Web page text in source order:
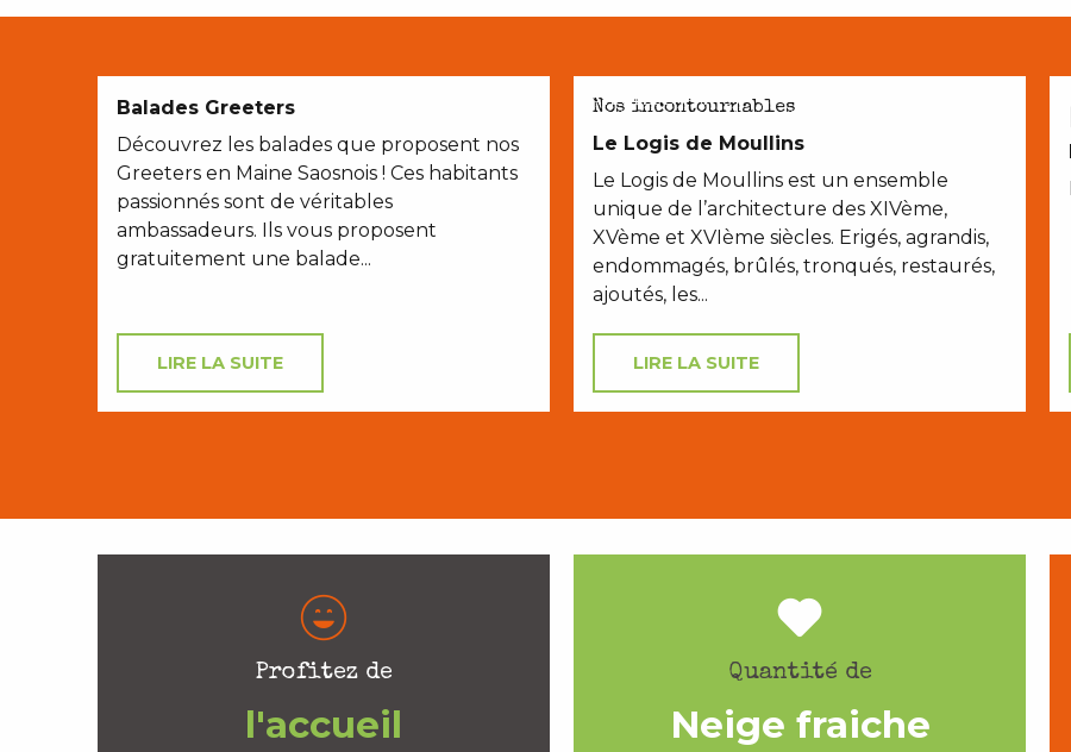
Balades Greeters
Découvrez les balades que proposent nos
Greeters en Maine Saosnois ! Ces habitants
passionnés sont de véritables
ambassadeurs. Ils vous proposent
gratuitement une balade...
LIRE LA SUITE
AVEC LES ENFANTS
Nos incontournables
Le Logis de Moullins
Le Logis de Moullins est un ensemble
unique de l’architecture des XIVème,
XVème et XVIème siècles. Erigés, agrandis,
endommagés, brûlés, tronqués, restaurés,
ajoutés, les...
LIRE LA SUITE
Profitez de
l'accueil
Quantité de
Neige fraiche